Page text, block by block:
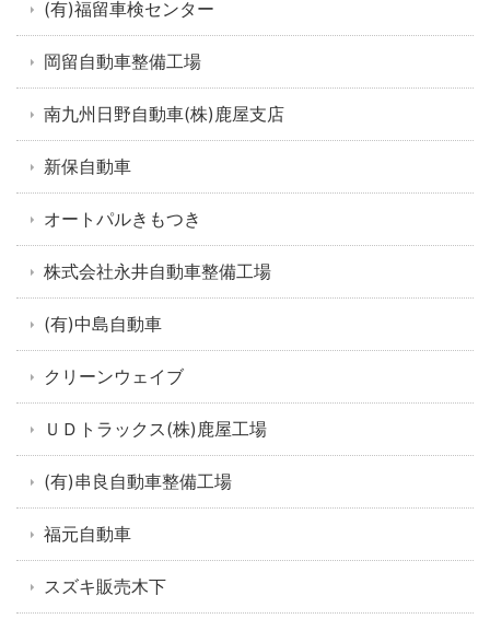
(有)福留車検センター
岡留自動車整備工場
南九州日野自動車(株)鹿屋支店
新保自動車
オートパルきもつき
株式会社永井自動車整備工場
(有)中島自動車
クリーンウェイブ
ＵＤトラックス(株)鹿屋工場
(有)串良自動車整備工場
福元自動車
スズキ販売木下